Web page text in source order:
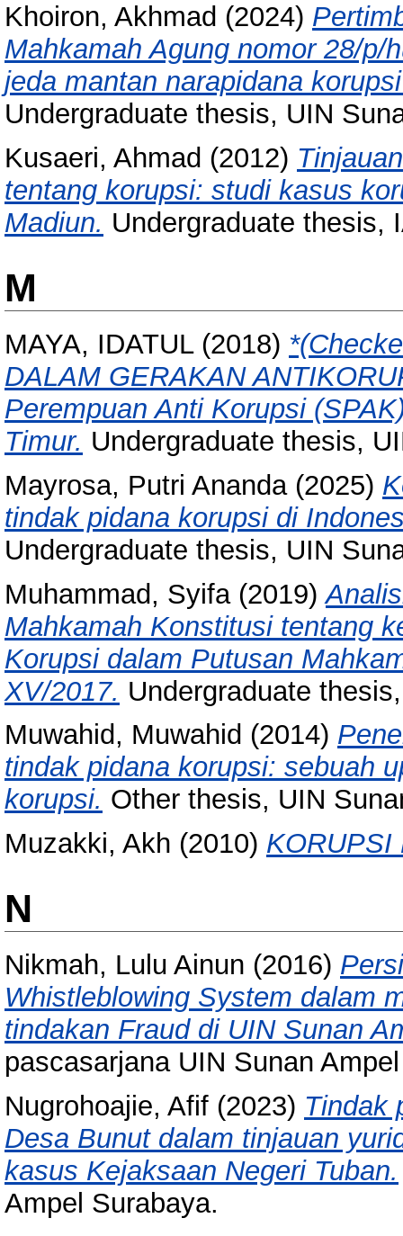
Khoiron, Akhmad (2024)
Mahkamah Agung nomor 28/p/
jeda mantan narapidana
Undergraduate thesis, UIN
Kusaeri, Ahmad (2012)
tentang korupsi: studi kasus
Madiun. Undergraduate thesis,
M
MAYA, IDATUL(2018)
DALAM GERAKAN
Perempuan Anti Korupsi
Timur. Undergraduate thesis,
Mayrosa, Putri Ananda(2025)
tindak pidana korupsi di
Undergraduate thesis, UIN
Muhammad, Syifa(2019)
Mahkamah Konstitusi tentang
Korupsi dalam Putusan
XV/2017. Undergraduate
Muwahid, Muwahid (2014)
tindak pidana korupsi: sebuah
korupsi. Other thesis, UIN
Muzakki, Akh (2010) KORUPSI
N
Nikmah, Lulu Ainun (2016)
Whistleblowing System dalam
tindakan Fraud di UIN Sunan
pascasarjana UIN Sunan
Nugrohoajie, Afif (2023) Tindak
Desa Bunut dalam tinjauan
kasus Kejaksaan Negeri Tuban.
Ampel Surabaya.